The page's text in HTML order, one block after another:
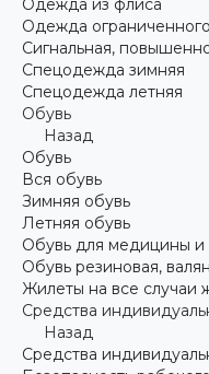
Одежда
Сигнальная,
Спецодежда зимняя
Спецодежда летняя
Обувь
Назад
Обувь
Вся обувь
Зимняя обувь
Летняя обувь
Обувь для медицины и
Обувь резиновая,
Жилеты на все случаи
Средства
Назад
Средства